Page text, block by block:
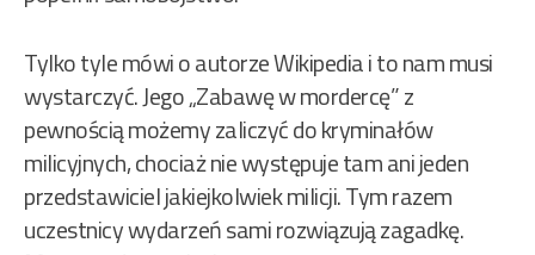
Tylko tyle mówi o autorze Wikipedia i to nam musi
wystarczyć. Jego „Zabawę w mordercę” z
pewnością możemy zaliczyć do kryminałów
milicyjnych, chociaż nie występuje tam ani jeden
przedstawiciel jakiejkolwiek milicji. Tym razem
uczestnicy wydarzeń sami rozwiązują zagadkę.